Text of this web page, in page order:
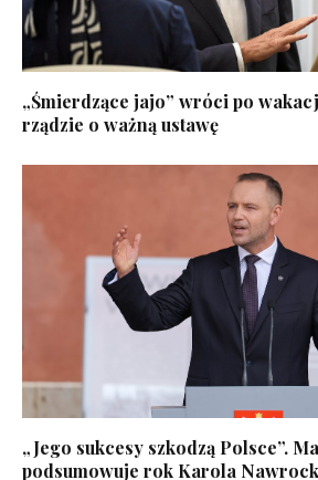
„Śmierdzące jajo” wróci po
rządzie o ważną ustawę
„Jego sukcesy szkodzą Polsce”.
podsumowuje rok Karola